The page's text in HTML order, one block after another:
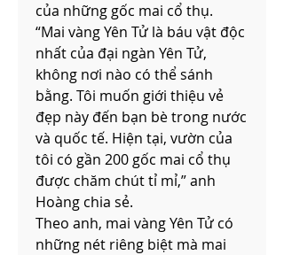
của những gốc mai cổ thụ.
“Mai vàng Yên Tử là báu vật độc
nhất của đại ngàn Yên Tử,
không nơi nào có thể sánh
bằng. Tôi muốn giới thiệu vẻ
đẹp này đến bạn bè trong nước
và quốc tế. Hiện tại, vườn của
tôi có gần 200 gốc mai cổ thụ
được chăm chút tỉ mỉ,” anh
Hoàng chia sẻ.
Theo anh, mai vàng Yên Tử có
những nét riêng biệt mà mai